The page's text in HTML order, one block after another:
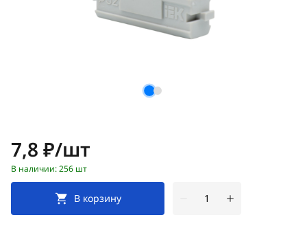
Цена:
7,8 ₽/шт
В наличии: 256 шт
В корзину